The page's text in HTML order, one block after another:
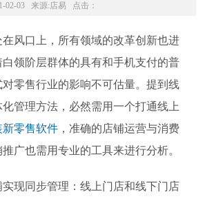
02-03 来源:店易 点击：
风口上，所有领域的改革创新也进
领阶层群体的具有和手机支付的普
零售行业的影响不可估量。提到线
化管理方法，必然需用一个打通线上
新零售软件 ， 准确的店铺运营与消费
广也需用专业的工具来进行分析。
现同步管理：线上门店和线下门店